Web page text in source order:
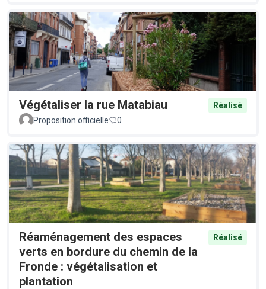
Végétaliser la rue Matabiau
Réalisé
Proposition officielle
0
Réaménagement des espaces
verts en bordure du chemin de la
Fronde : végétalisation et
plantation
Réalisé